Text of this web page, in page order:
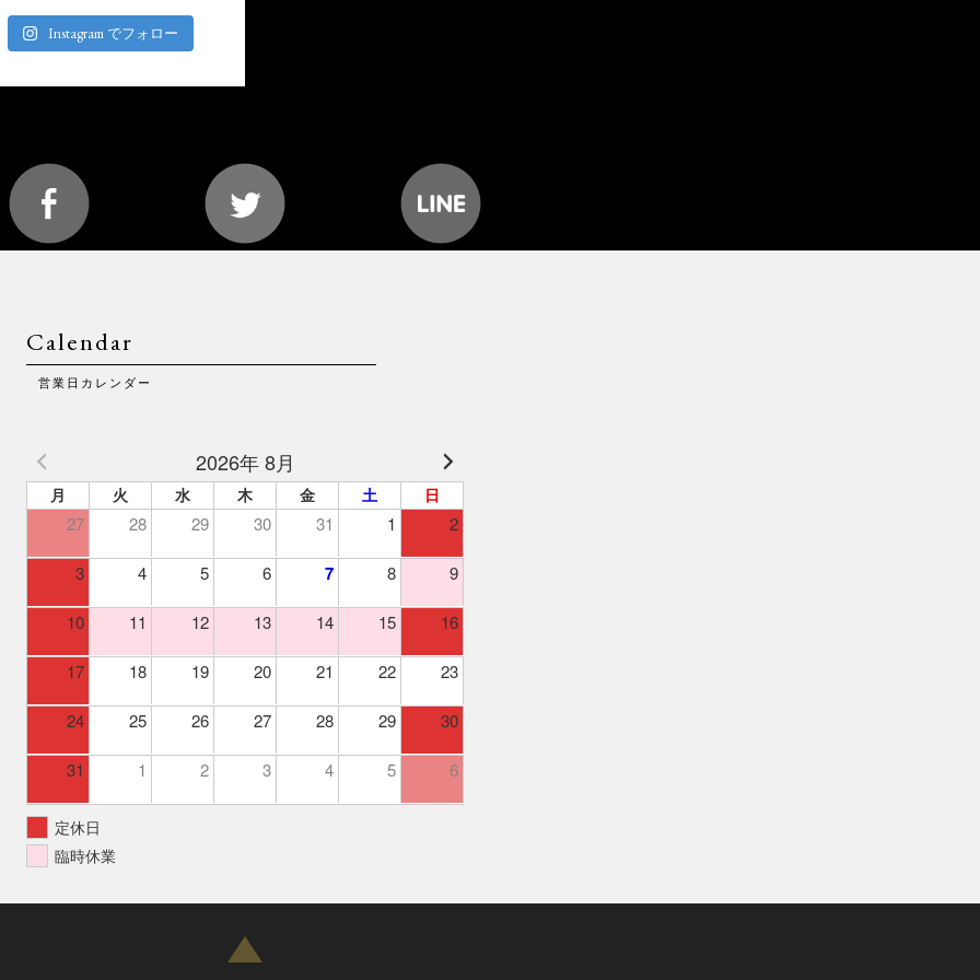
Instagram でフォロー
Calendar
営業日カレンダー
2026年 8月
月 火 水 木 金 土 日
27 28 29 30 31 1 2
3 4 5 6 7 8 9
10 11 12 13 14 15 16
17 18 19 20 21 22 23
24 25 26 27 28 29 30
31 1 2 3 4 5 6
定休日
臨時休業